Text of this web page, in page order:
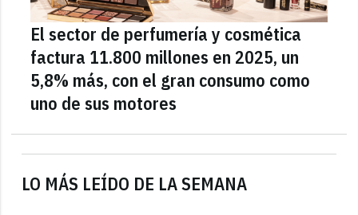
LO MÁS LEÍDO DE LA SEMANA
El sector de perfumería y cosmética
factura 11.800 millones en 2025, un
5,8% más, con el gran consumo como
uno de sus motores